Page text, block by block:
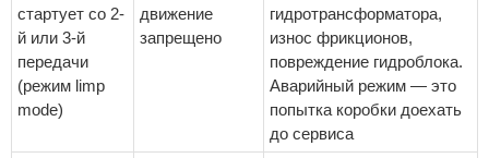
стартует со 2-
й или 3-й
передачи
(режим limp
mode)
движение
запрещено
гидротрансформатора,
износ фрикционов,
повреждение гидроблока.
Аварийный режим — это
попытка коробки доехать
до сервиса